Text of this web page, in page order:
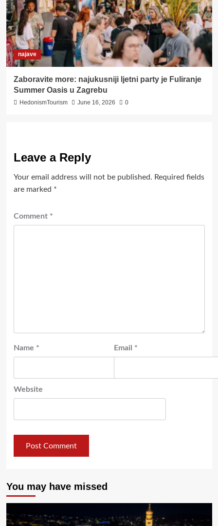
najave
Zaboravite more: najukusniji ljetni party je Fuliranje
Summer Oasis u Zagrebu
HedonismTourism June 16, 2026 0
Leave a Reply
Your email address will not be published. Required fields
are marked *
Comment *
Name * Email *
Website
You may have missed